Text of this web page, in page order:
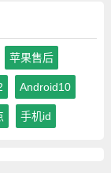
苹果售后
Android10
手机id